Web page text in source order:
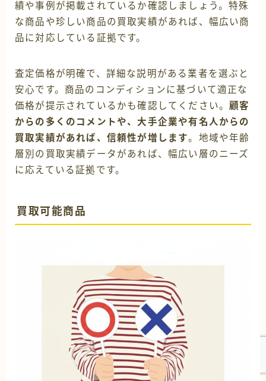
績や事例が掲載されているか確認しましょう。特殊
な商品や珍しい商品の買取実績があれば、幅広い商
品に対応している証拠です。
査定価格が明確で、詳細な説明がある業者を選ぶと
安心です。商品のコンディションに基づいて適正な
価格が提示されているかも確認してください。顧客
からの多くのコメントや、大手企業や有名人からの
買取実績があれば、信頼性が増します。地域や年齢
層別の買取実績データがあれば、幅広い層のニーズ
に応えている証拠です。
買取可能商品